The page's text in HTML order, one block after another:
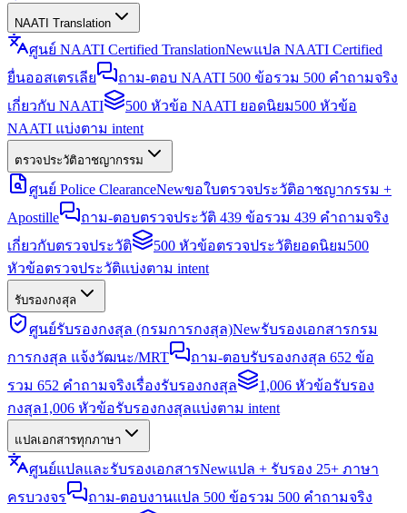
NAATI Translation
ศูนย์ NAATI Certified TranslationNewแปล NAATI Certified
ยื่นออสเตรเลีย
ถาม-ตอบ NAATI 500 ข้อรวม 500 คำถามจริง
เกี่ยวกับ NAATI
500 หัวข้อ NAATI ยอดนิยม500 หัวข้อ
NAATI แบ่งตาม intent
ตรวจประวัติอาชญากรรม
ศูนย์ Police ClearanceNewขอใบตรวจประวัติอาชญากรรม +
Apostille
ถาม-ตอบตรวจประวัติ 439 ข้อรวม 439 คำถามจริง
เกี่ยวกับตรวจประวัติ
500 หัวข้อตรวจประวัติยอดนิยม500
หัวข้อตรวจประวัติแบ่งตาม intent
รับรองกงสุล
ศูนย์รับรองกงสุล (กรมการกงสุล)Newรับรองเอกสารกรม
การกงสุล แจ้งวัฒนะ/MRT
ถาม-ตอบรับรองกงสุล 652 ข้อ
รวม 652 คำถามจริงเรื่องรับรองกงสุล
1,006 หัวข้อรับรอง
กงสุล1,006 หัวข้อรับรองกงสุลแบ่งตาม intent
แปลเอกสารทุกภาษา
ศูนย์แปลและรับรองเอกสารNewแปล + รับรอง 25+ ภาษา
ครบวงจร
ถาม-ตอบงานแปล 500 ข้อรวม 500 คำถามจริง